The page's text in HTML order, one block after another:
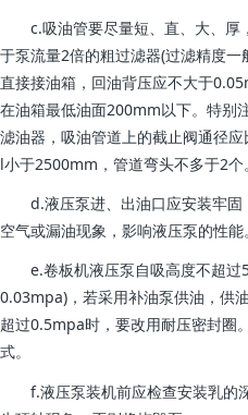
c.吸油管要尽量短、直、大、厚
于泵流量2倍的粗过滤器(过滤精度
直接接油箱，回油背压应不大于
在油箱最低油面200mm以下。特别
滤油器，吸油管道上的截止阀通径
l小于2500mm，管道弯头不多于2个。
d.液压泵进、出油口应安装牢固
空气或漏油现象，影响液压泵的性能。
e.卷板机液压泵自吸高度不超过
0.03mpa)，若采用补油泵供油，供
超过0.5mpa时，要改用耐压密封圈
式。
f.液压泵装机前应检查安装乳的